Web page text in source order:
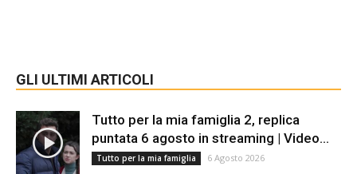
GLI ULTIMI ARTICOLI
Tutto per la mia famiglia 2, replica
puntata 6 agosto in streaming | Video...
Tutto per la mia famiglia 6 Agosto 2026